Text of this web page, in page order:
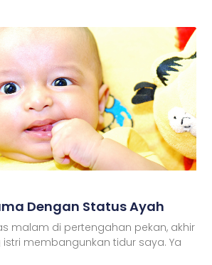
Dengan Status Ayah
malam di pertengahan pekan, akhir
istri membangunkan tidur saya. Ya